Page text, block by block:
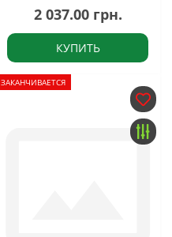
2 037.00 грн.
КУПИТЬ
ЗАКАНЧИВАЕТСЯ